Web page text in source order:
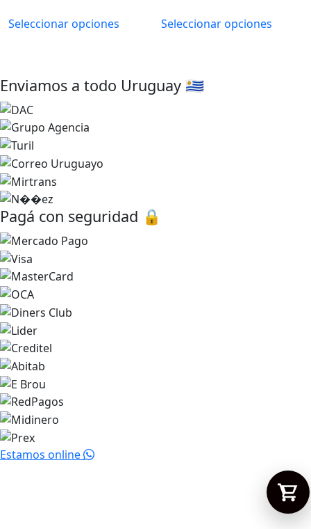
Seleccionar opciones Seleccionar opciones
Enviamos a todo Uruguay 🇺🇾
Pagá con seguridad 🔒
Estamos online